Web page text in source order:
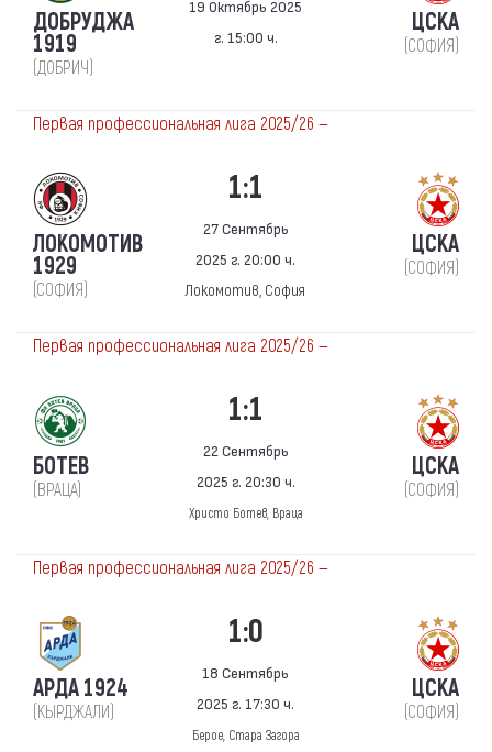
ДОБРУДЖА
1919
(ДОБРИЧ)
19 Октябрь 2025
г. 15:00 ч.
ЦСКА
(СОФИЯ)
Первая профессиональная лига 2025/26 —
ЛОКОМОТИВ
1929
(СОФИЯ)
1:1
27 Сентябрь
2025 г. 20:00 ч.
Локомотив, София
ЦСКА
(СОФИЯ)
Первая профессиональная лига 2025/26 —
БОТЕВ
(ВРАЦА)
1:1
22 Сентябрь
2025 г. 20:30 ч.
Христо Ботев, Враца
ЦСКА
(СОФИЯ)
Первая профессиональная лига 2025/26 —
АРДА 1924
(КЫРДЖАЛИ)
1:0
18 Сентябрь
2025 г. 17:30 ч.
Берое, Стара Загора
ЦСКА
(СОФИЯ)